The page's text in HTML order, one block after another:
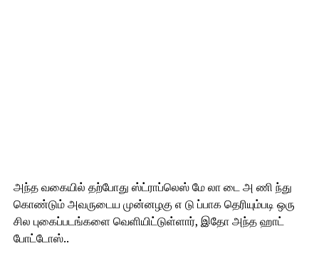
அந்த வகையில் தற்போது ஸ்ட்ராப்லெஸ் மே லா டை அ ணி ந்து
கொண்டும் அவருடைய முன்னழகு எ டு ப்பாக தெரியும்படி ஒரு
சில புகைப்படங்களை வெளியிட்டுள்ளார், இதோ அந்த ஹாட்
போட்டோஸ்..